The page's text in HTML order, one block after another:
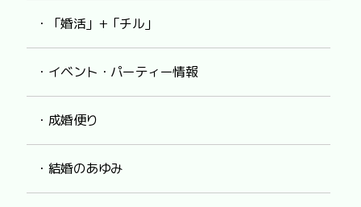
・「婚活」+「チル」
・イベント・パーティー情報
・成婚便り
・結婚のあゆみ